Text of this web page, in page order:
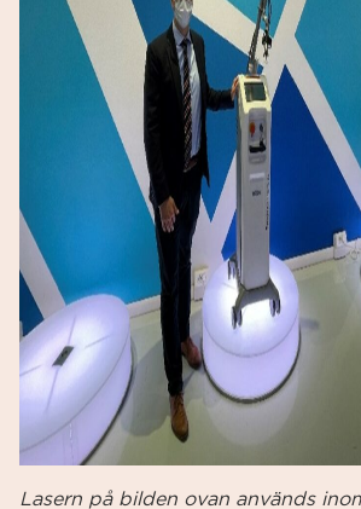
Lasern på bilden ovan används